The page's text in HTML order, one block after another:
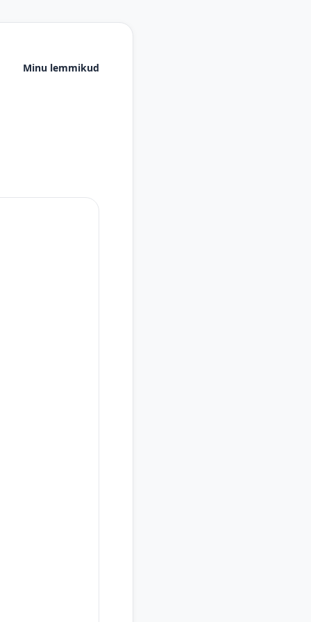
Minu lemmikud